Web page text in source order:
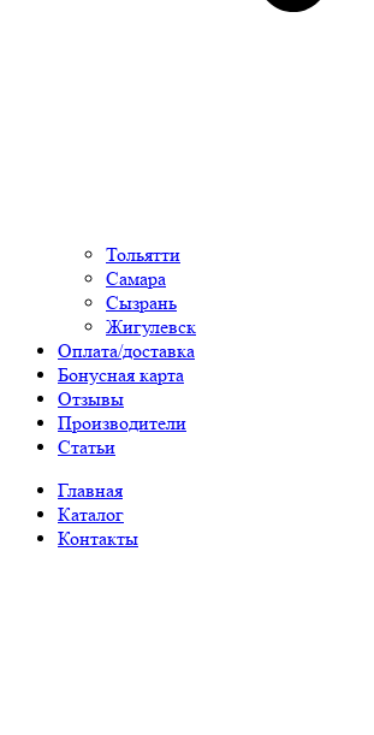
Тольятти
Самара
Сызрань
Жигулевск
Оплата/доставка
Бонусная карта
Отзывы
Производители
Статьи
Главная
Каталог
Контакты